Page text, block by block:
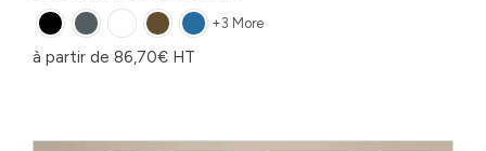
+3 More
à partir de 86,70€ HT